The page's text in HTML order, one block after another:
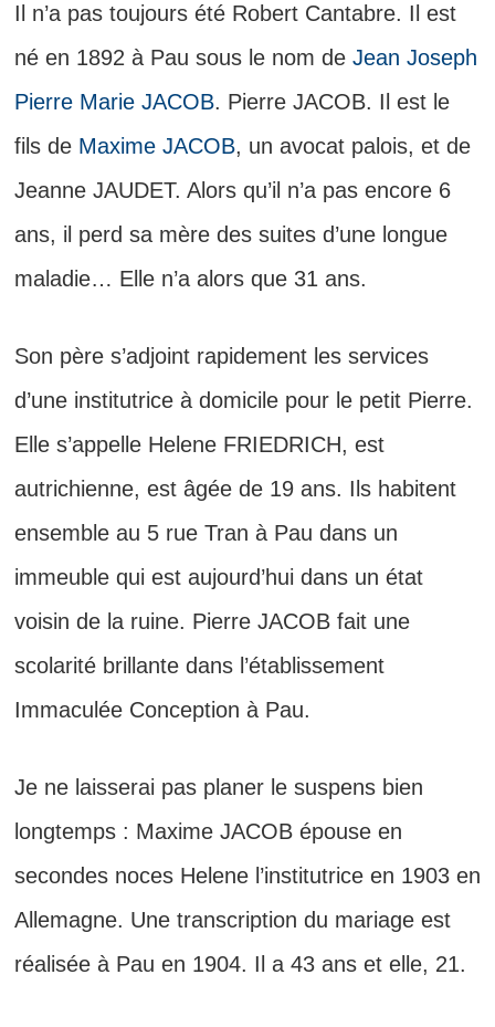
Il n’a pas toujours été Robert Cantabre. Il est
né en 1892 à Pau sous le nom de Jean Joseph
Pierre Marie JACOB. Pierre JACOB. Il est le
fils de Maxime JACOB, un avocat palois, et de
Jeanne JAUDET. Alors qu’il n’a pas encore 6
ans, il perd sa mère des suites d’une longue
maladie… Elle n’a alors que 31 ans.
Son père s’adjoint rapidement les services
d’une institutrice à domicile pour le petit Pierre.
Elle s’appelle Helene FRIEDRICH, est
autrichienne, est âgée de 19 ans. Ils habitent
ensemble au 5 rue Tran à Pau dans un
immeuble qui est aujourd’hui dans un état
voisin de la ruine. Pierre JACOB fait une
scolarité brillante dans l’établissement
Immaculée Conception à Pau.
Je ne laisserai pas planer le suspens bien
longtemps : Maxime JACOB épouse en
secondes noces Helene l’institutrice en 1903 en
Allemagne. Une transcription du mariage est
réalisée à Pau en 1904. Il a 43 ans et elle, 21.